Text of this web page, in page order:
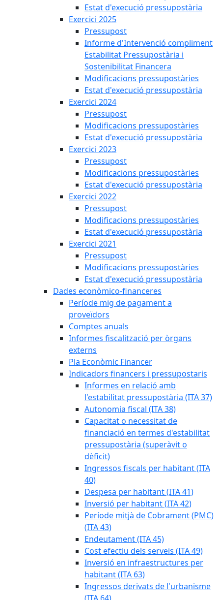
Estat d'execució pressupostària
Exercici 2025
Pressupost
Informe d'Intervenció compliment
Estabilitat Pressupostària i
Sostenibilitat Financera
Modificacions pressupostàries
Estat d'execució pressupostària
Exercici 2024
Pressupost
Modificacions pressupostàries
Estat d'execució pressupostària
Exercici 2023
Pressupost
Modificacions pressupostàries
Estat d'execució pressupostària
Exercici 2022
Pressupost
Modificacions pressupostàries
Estat d'execució pressupostària
Exercici 2021
Pressupost
Modificacions pressupostàries
Estat d'execució pressupostària
Dades econòmico-financeres
Període mig de pagament a
proveïdors
Comptes anuals
Informes fiscalització per òrgans
externs
Pla Econòmic Financer
Indicadors financers i pressupostaris
Informes en relació amb
l'estabilitat pressupostària (ITA 37)
Autonomia fiscal (ITA 38)
Capacitat o necessitat de
financiació en termes d'estabilitat
pressupostària (superàvit o
dèficit)
Ingressos fiscals per habitant (ITA
40)
Despesa per habitant (ITA 41)
Inversió per habitant (ITA 42)
Període mitjà de Cobrament (PMC)
(ITA 43)
Endeutament (ITA 45)
Cost efectiu dels serveis (ITA 49)
Inversió en infraestructures per
habitant (ITA 63)
Ingressos derivats de l'urbanisme